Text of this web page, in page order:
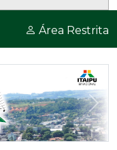
Área Restrita